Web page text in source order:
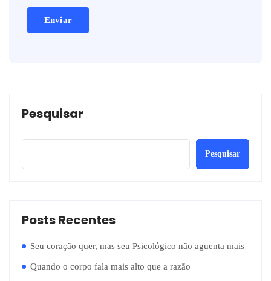
Pesquisar
Pesquisar
Posts Recentes
Seu coração quer, mas seu Psicológico não aguenta mais
Quando o corpo fala mais alto que a razão